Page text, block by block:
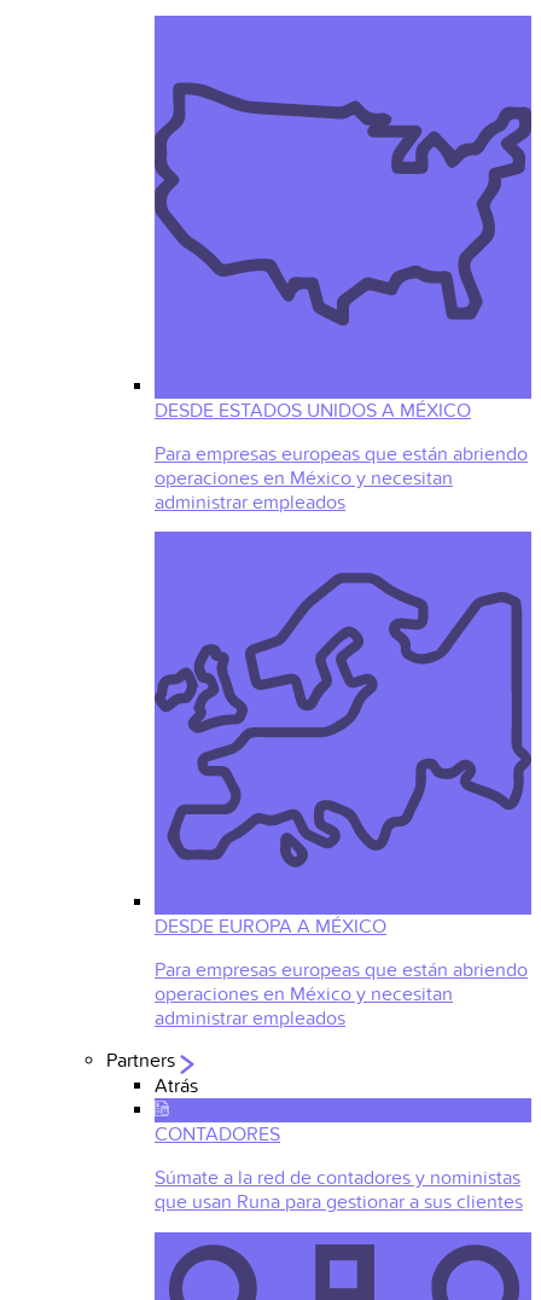
DESDE ESTADOS UNIDOS A MÉXICO
Para empresas europeas que están abriendo
operaciones en México y necesitan
administrar empleados
DESDE EUROPA A MÉXICO
Para empresas europeas que están abriendo
operaciones en México y necesitan
administrar empleados
Partners
Atrás
CONTADORES
Súmate a la red de contadores y noministas
que usan Runa para gestionar a sus clientes